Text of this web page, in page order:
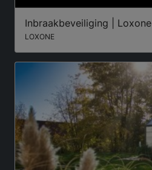
Inbraakbeveiliging | Loxone
LOXONE